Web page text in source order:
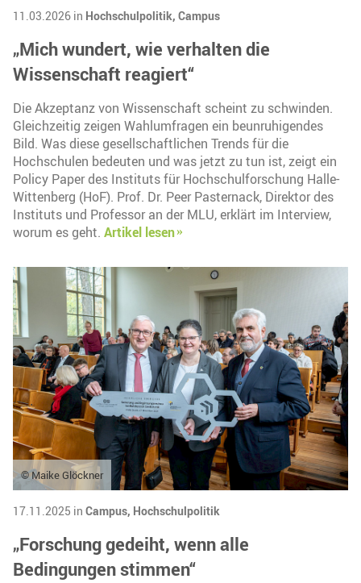
11.03.2026 in Hochschulpolitik, Campus
„Mich wundert, wie verhalten die
Wissenschaft reagiert“
Die Akzeptanz von Wissenschaft scheint zu schwinden.
Gleichzeitig zeigen Wahlumfragen ein beunruhigendes
Bild. Was diese gesellschaftlichen Trends für die
Hochschulen bedeuten und was jetzt zu tun ist, zeigt ein
Policy Paper des Instituts für Hochschulforschung Halle-
Wittenberg (HoF). Prof. Dr. Peer Pasternack, Direktor des
Instituts und Professor an der MLU, erklärt im Interview,
worum es geht. Artikel lesen
© Maike Glöckner
17.11.2025 in Campus, Hochschulpolitik
„Forschung gedeiht, wenn alle
Bedingungen stimmen“